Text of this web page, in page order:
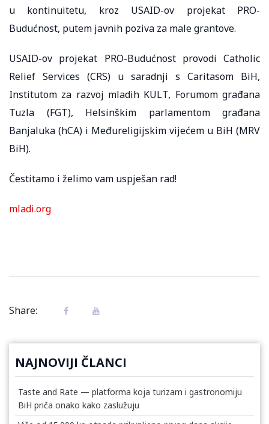
u kontinuitetu, kroz USAID-ov projekat PRO-
Budućnost, putem javnih poziva za male grantove.
USAID-ov projekat PRO-Budućnost provodi Catholic
Relief Services (CRS) u saradnji s Caritasom BiH,
Institutom za razvoj mladih KULT, Forumom građana
Tuzla (FGT), Helsinškim parlamentom građana
Banjaluka (hCA) i Međureligijskim vijećem u BiH (MRV
BiH).
Čestitamo i želimo vam uspješan rad!
mladi.org
Share:
NAJNOVIJI ČLANCI
Taste and Rate — platforma koja turizam i gastronomiju
BiH priča onako kako zaslužuju